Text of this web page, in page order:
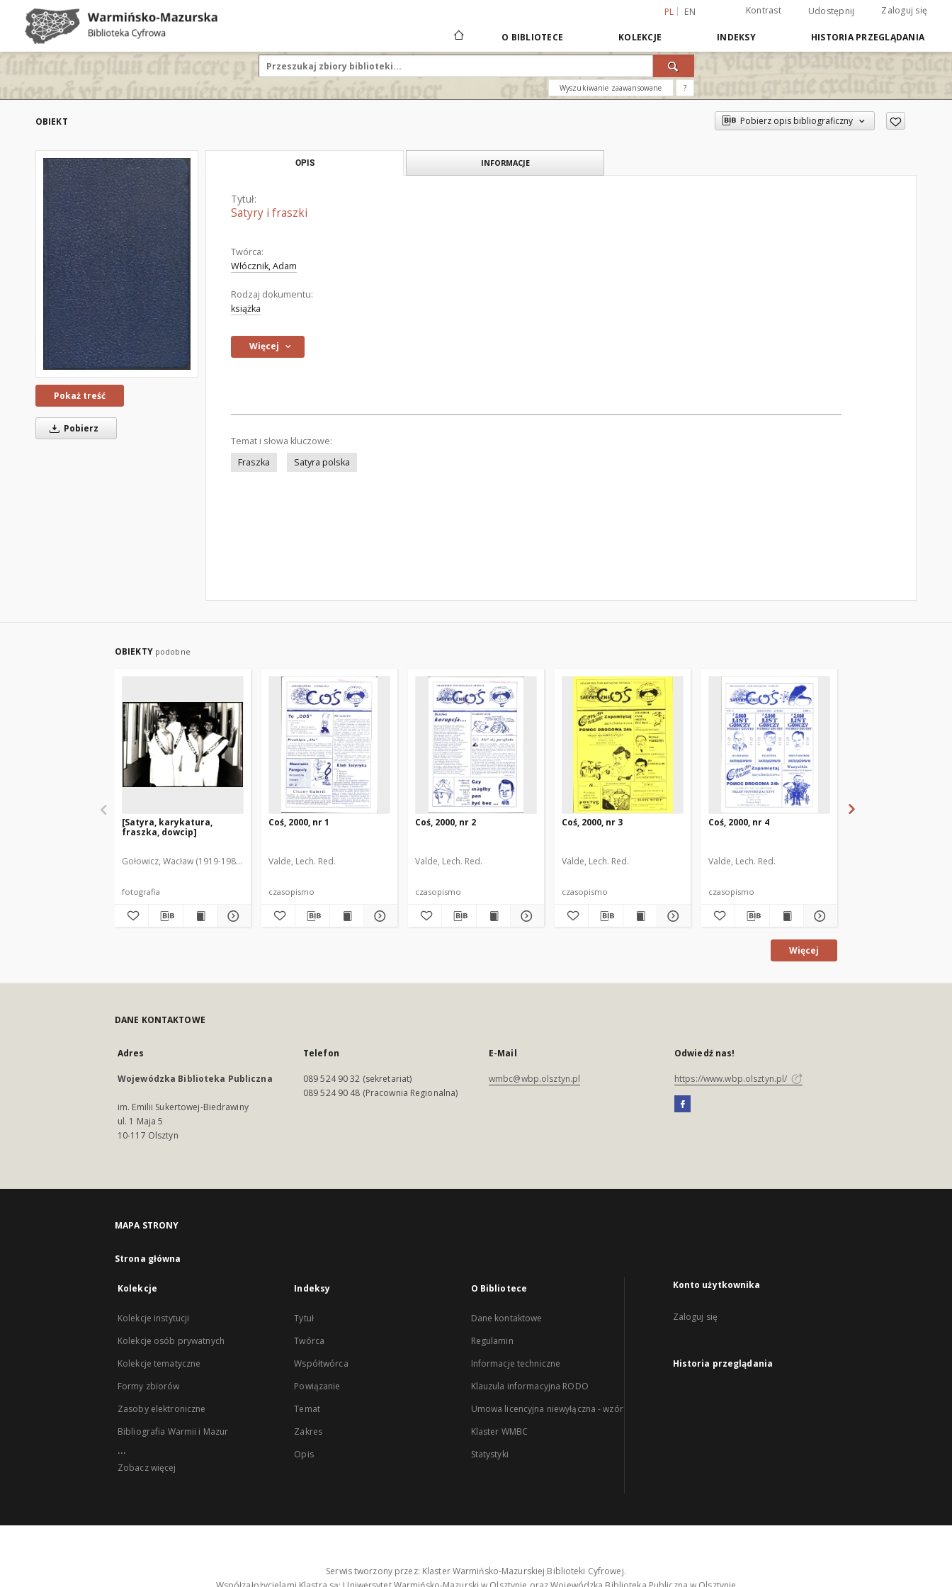
PL EN Kontrast Udostępnij Zaloguj się
O BIBLIOTECE KOLEKCJE INDEKSY HISTORIA PRZEGLĄDANIA
Wyszukiwanie zaawansowane ?
OBIEKT Pobierz opis bibliograficzny
Pokaż treść
Pobierz
OPIS INFORMACJE
Tytuł:
Satyry i fraszki
Twórca:
Włócznik, Adam
Rodzaj dokumentu:
książka
Więcej
Temat i słowa kluczowe:
Fraszka
Satyra polska
OBIEKTY podobne
[Satyra, karykatura,
fraszka, dowcip]
Gołowicz, Wacław (1919-1983). Fot.
fotografia
Coś, 2000, nr 1
Valde, Lech. Red.
czasopismo
Coś, 2000, nr 2
Valde, Lech. Red.
czasopismo
Coś, 2000, nr 3
Valde, Lech. Red.
czasopismo
Coś, 2000, nr 4
Valde, Lech. Red.
czasopismo
Więcej
DANE KONTAKTOWE
Adres
Wojewódzka Biblioteka Publiczna
im. Emilii Sukertowej-Biedrawiny
ul. 1 Maja 5
10-117 Olsztyn
Telefon
089 524 90 32 (sekretariat)
089 524 90 48 (Pracownia Regionalna)
E-Mail
wmbc@wbp.olsztyn.pl
Odwiedź nas!
https://www.wbp.olsztyn.pl/
MAPA STRONY
Strona główna
Kolekcje
Kolekcje instytucji
Kolekcje osób prywatnych
Kolekcje tematyczne
Formy zbiorów
Zasoby elektroniczne
Bibliografia Warmii i Mazur
...
Zobacz więcej
Indeksy
Tytuł
Twórca
Współtwórca
Powiązanie
Temat
Zakres
Opis
O Bibliotece
Dane kontaktowe
Regulamin
Informacje techniczne
Klauzula informacyjna RODO
Umowa licencyjna niewyłączna - wzór
Klaster WMBC
Statystyki
Konto użytkownika
Zaloguj się
Historia przeglądania
Serwis tworzony przez: Klaster Warmińsko-Mazurskiej Biblioteki Cyfrowej.